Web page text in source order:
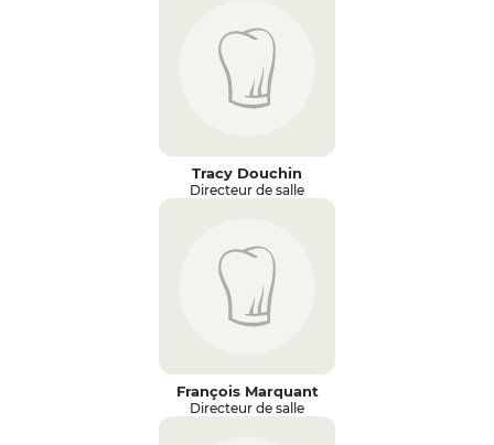
Tracy Douchin
Directeur de salle
François Marquant
Directeur de salle